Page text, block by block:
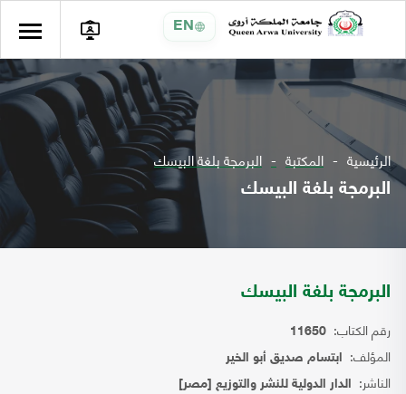
EN
الرئيسية المكتبة البرمجة بلغة البيسك
البرمجة بلغة البيسك
البرمجة بلغة البيسك
رقم الكتاب: 11650
المؤلف: ابتسام صديق أبو الخير
الناشر: الدار الدولية للنشر والتوزيع [مصر]